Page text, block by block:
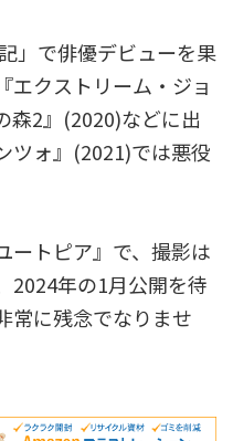
」で俳優デビューを果
エクストリーム・ジョ
森2』(2020)などに出
ツォ』(2021)では悪役
ートピア』で、撮影は
2024年の1月公開を待
常に残念でなりませ